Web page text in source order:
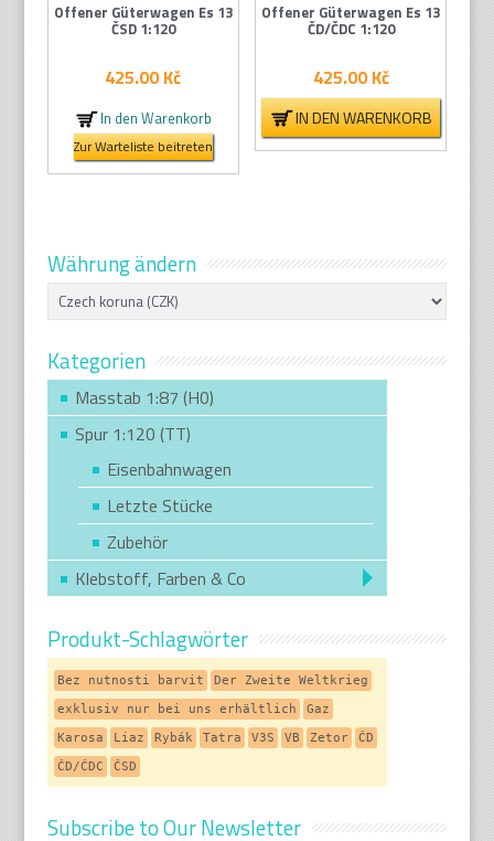
Offener Güterwagen Es 13
ČSD 1:120
425.00Kč
In den Warenkorb
Zur Warteliste beitreten
Offener Güterwagen Es 13
ČD/ČDC 1:120
425.00Kč
IN DEN WARENKORB
Währung ändern
Kategorien
Masstab 1:87 (H0)
Spur 1:120 (TT)
Eisenbahnwagen
Letzte Stücke
Zubehör
Klebstoff, Farben & Co
Produkt-Schlagwörter
Bez nutnosti barvit
Der Zweite Weltkrieg
exklusiv nur bei uns erhältlich
Gaz
Karosa
Liaz Rybák Tatra V3S VB Zetor
ČD
ČD/ČDC
ČSD
Subscribe to Our Newsletter